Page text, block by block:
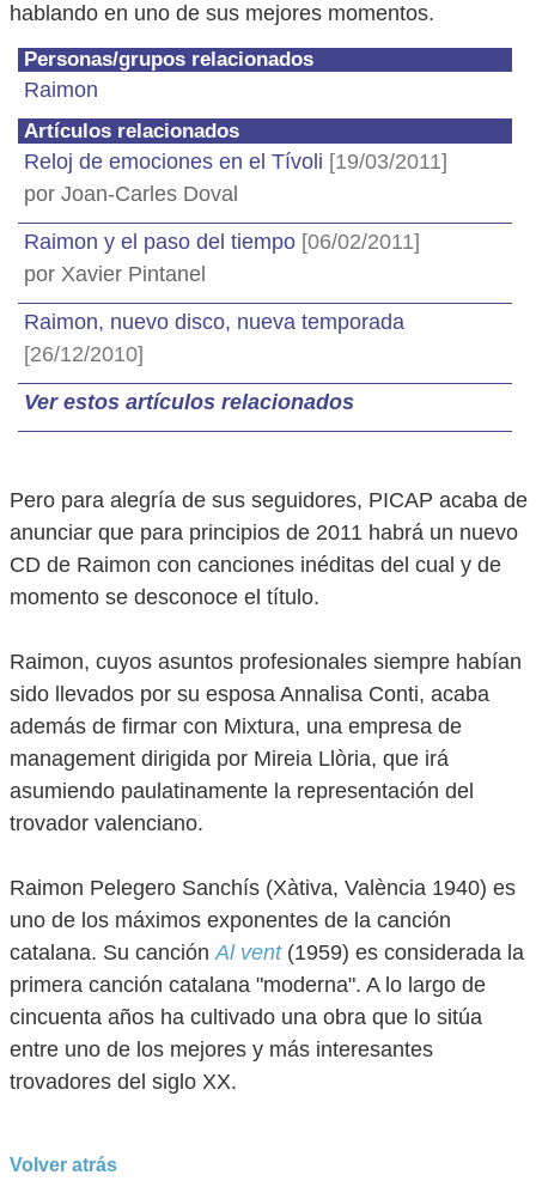
hablando en uno de sus mejores momentos.
Personas/grupos relacionados
Raimon
Artículos relacionados
Reloj de emociones en el Tívoli [19/03/2011]
por Joan-Carles Doval
Raimon y el paso del tiempo [06/02/2011]
por Xavier Pintanel
Raimon, nuevo disco, nueva temporada
[26/12/2010]
Ver estos artículos relacionados
Pero para alegría de sus seguidores, PICAP acaba de
anunciar que para principios de 2011 habrá un nuevo
CD de Raimon con canciones inéditas del cual y de
momento se desconoce el título.
Raimon, cuyos asuntos profesionales siempre habían
sido llevados por su esposa Annalisa Conti, acaba
además de firmar con Mixtura, una empresa de
management dirigida por Mireia Llòria, que irá
asumiendo paulatinamente la representación del
trovador valenciano.
Raimon Pelegero Sanchís (Xàtiva, València 1940) es
uno de los máximos exponentes de la canción
catalana. Su canciónAl vent(1959) es considerada la
primera canción catalana "moderna". A lo largo de
cincuenta años ha cultivado una obra que lo sitúa
entre uno de los mejores y más interesantes
trovadores del siglo XX.
Volver atrás